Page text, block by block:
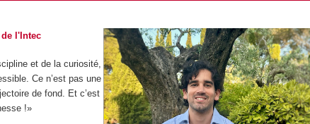
l'Intec
et de la curiosité,
Ce n’est pas une
de fond. Et c’est
!»